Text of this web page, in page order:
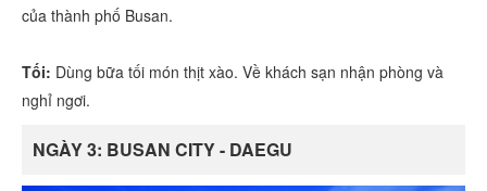
của thành phố Busan.
Tối: Dùng bữa tối món thịt xào. Về khách sạn nhận phòng và
nghỉ ngơi.
NGÀY 3: BUSAN CITY - DAEGU